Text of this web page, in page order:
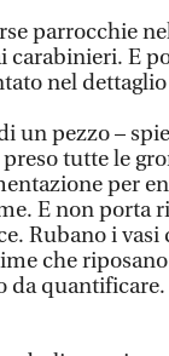
parrocchie
carabinieri. E
nel dettaglio
un pezzo –
tutte le
per
E non porta
Rubano i
che
da